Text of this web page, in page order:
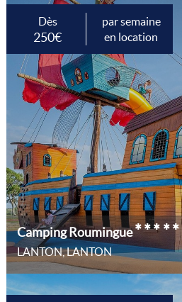
Dès
250€
par semaine
en location
Camping Roumingue*****
LANTON, LANTON